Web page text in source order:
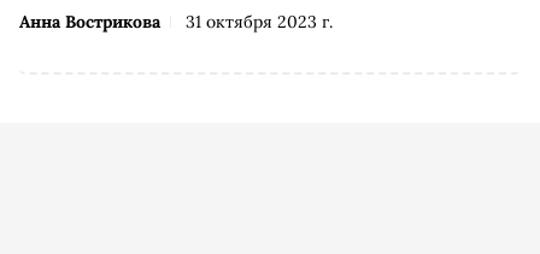
Анна Вострикова 31 октября 2023 г.